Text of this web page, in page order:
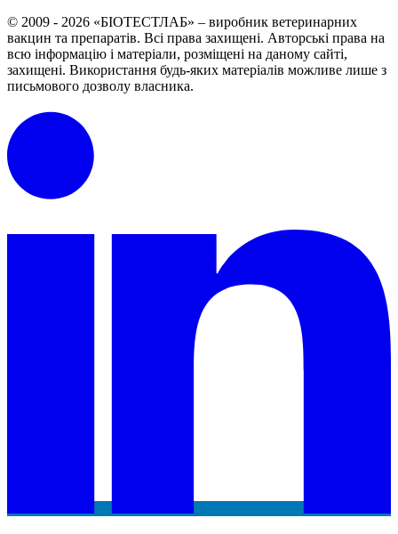
© 2009 - 2026 «БІОТЕСТЛАБ» – виробник ветеринарних
вакцин та препаратів. Всі права захищені. Авторські права на
всю інформацію і матеріали, розміщені на даному сайті,
захищені. Використання будь-яких матеріалів можливе лише з
письмового дозволу власника.